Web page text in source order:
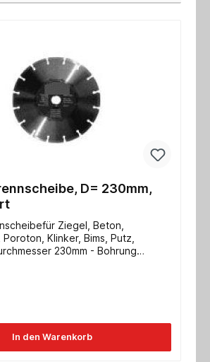
D= 230mm,
Ziegel, Beton,
Klinker, Bims, Putz,
230mm - Bohrung
In den Warenkorb